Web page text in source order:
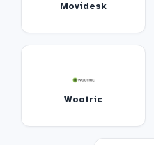
Movidesk
Wootric